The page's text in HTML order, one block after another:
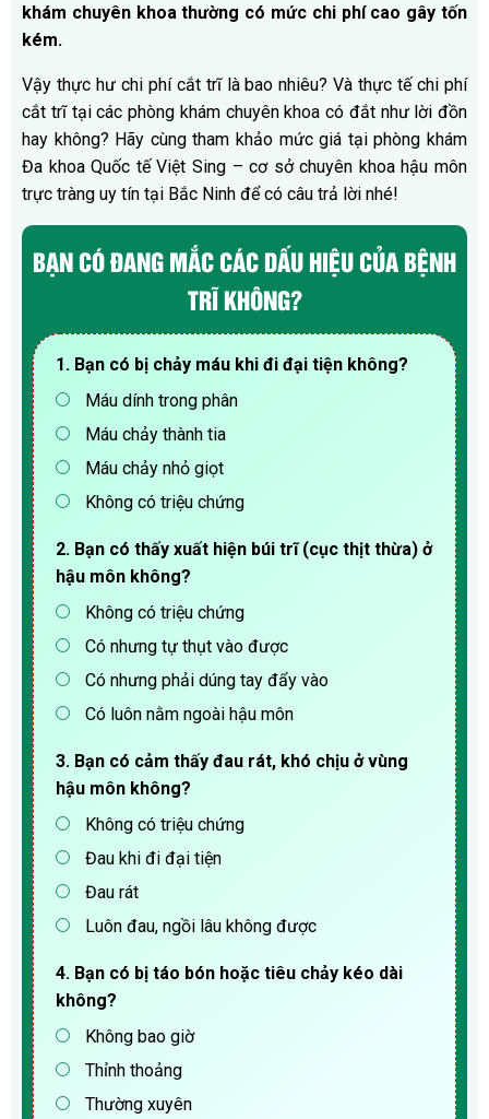
khám chuyên khoa thường có mức chi phí cao gây tốn
kém.
Vậy thực hư chi phí cắt trĩ là bao nhiêu? Và thực tế chi phí
cắt trĩ tại các phòng khám chuyên khoa có đắt như lời đồn
hay không? Hãy cùng tham khảo mức giá tại phòng khám
Đa khoa Quốc tế Việt Sing – cơ sở chuyên khoa hậu môn
trực tràng uy tín tại Bắc Ninh để có câu trả lời nhé!
BẠN CÓ ĐANG MẮC CÁC DẤU HIỆU CỦA BỆNH
TRĨ KHÔNG?
1. Bạn có bị chảy máu khi đi đại tiện không?
Máu dính trong phân
Máu chảy thành tia
Máu chảy nhỏ giọt
Không có triệu chứng
2. Bạn có thấy xuất hiện búi trĩ (cục thịt thừa) ở
hậu môn không?
Không có triệu chứng
Có nhưng tự thụt vào được
Có nhưng phải dúng tay đẩy vào
Có luôn nằm ngoài hậu môn
3. Bạn có cảm thấy đau rát, khó chịu ở vùng
hậu môn không?
Không có triệu chứng
Đau khi đi đại tiện
Đau rát
Luôn đau, ngồi lâu không được
4. Bạn có bị táo bón hoặc tiêu chảy kéo dài
không?
Không bao giờ
Thỉnh thoảng
Thường xuyên